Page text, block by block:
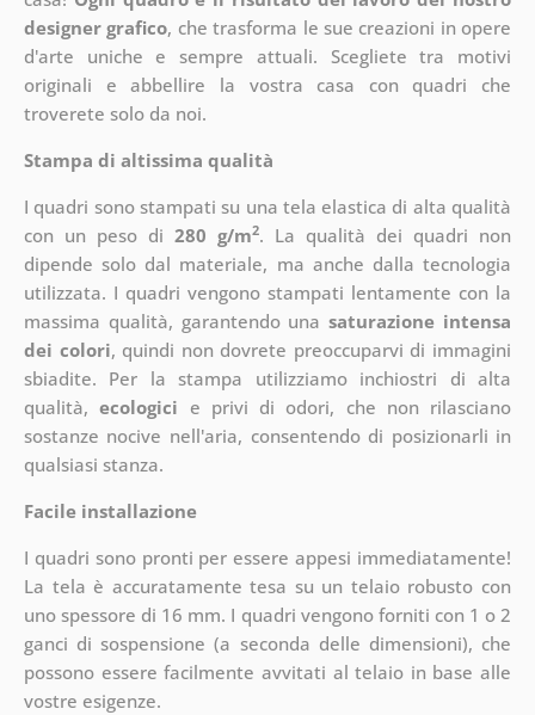
designer grafico, chetrasforma le sue creazioni in opere
d'arte uniche e sempre attuali. Scegliete tra motivi
originali e abbellire la vostra casa con quadri che
troverete solo da noi.
Stampa di altissima qualità
I quadri sono stampati su una tela elastica di alta qualità
con un peso di 280 g/m2. La qualità dei quadri non
dipende solo dal materiale, ma anche dalla tecnologia
utilizzata. I quadri vengono stampati lentamente con la
massima qualità, garantendo unasaturazione intensa
dei colori, quindi non dovrete preoccuparvi di immagini
sbiadite. Per la stampa utilizziamo inchiostri di alta
qualità,ecologici e privi di odori, che non rilasciano
sostanze nocive nell'aria, consentendo di posizionarli in
qualsiasi stanza.
Facile installazione
I quadri sono pronti per essere appesi immediatamente!
La tela è accuratamente tesa su un telaio robusto con
uno spessore di 16 mm. I quadri vengono forniti con 1 o 2
ganci di sospensione (a seconda delle dimensioni), che
possono essere facilmente avvitati al telaio in base alle
vostre esigenze.